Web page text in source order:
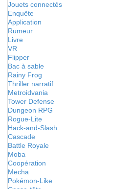
Jouets connectés
Enquête
Application
Rumeur
Livre
VR
Flipper
Bac à sable
Rainy Frog
Thriller narratif
Metroidvania
Tower Defense
Dungeon RPG
Rogue-Lite
Hack-and-Slash
Cascade
Battle Royale
Moba
Coopération
Mecha
Pokémon-Like